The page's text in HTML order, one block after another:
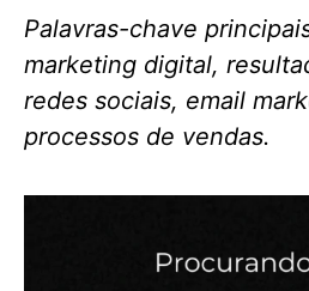
Palavras-chave
marketing digital,
redes sociais, email
processos de vendas.